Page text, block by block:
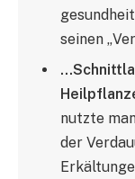
seinen
nutzte
der